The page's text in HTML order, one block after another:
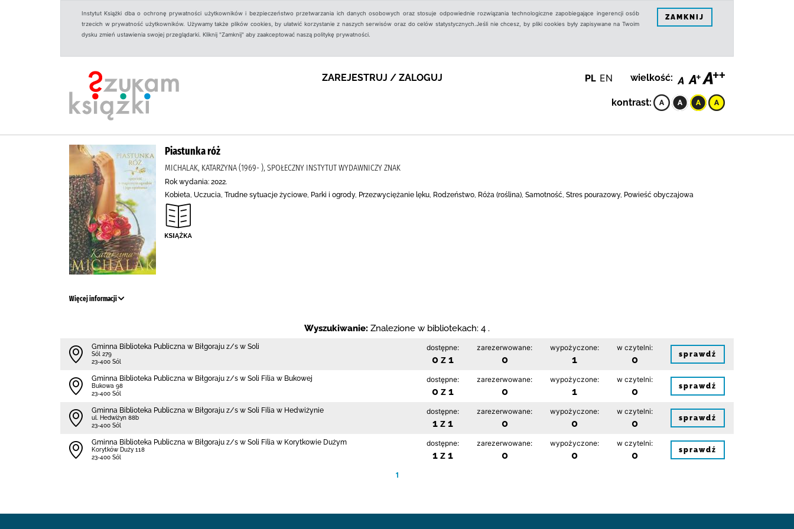
Instytut Książki dba o ochronę prywatności użytkowników i bezpieczeństwo przetwarzania ich danych osobowych oraz stosuje odpowiednie rozwiązania technologiczne zapobiegające ingerencji osób
trzecich w prywatność użytkowników. Używamy także plików cookies, by ułatwić korzystanie z naszych serwisów oraz do celów statystycznych.Jeśli nie chcesz, by pliki cookies były zapisywane na Twoim
dysku zmień ustawienia swojej przeglądarki. Kliknij "Zamknij" aby zaakceptować naszą politykę prywatności.
ZAMKNIJ
ZAREJESTRUJ / ZALOGUJ PL EN wielkość:
kontrast:
Piastunka róż
MICHALAK, KATARZYNA (1969- ), SPOŁECZNY INSTYTUT WYDAWNICZY ZNAK
Rok wydania: 2022.
Kobieta, Uczucia, Trudne sytuacje życiowe, Parki i ogrody, Przezwyciężanie lęku, Rodzeństwo, Róża (roślina), Samotność, Stres pourazowy, Powieść obyczajowa
Więcej informacji
Wyszukiwanie: Znalezione w bibliotekach: 4 .
Gminna Biblioteka Publiczna w Biłgoraju z/s w Soli
Sól 279
23-400 Sól
dostępne:
0 z 1
zarezerwowane:
0
wypożyczone:
1
w czytelni:
0 sprawdź
Gminna Biblioteka Publiczna w Biłgoraju z/s w Soli Filia w Bukowej
Bukowa 98
23-400 Sól
dostępne:
0 z 1
zarezerwowane:
0
wypożyczone:
1
w czytelni:
0 sprawdź
Gminna Biblioteka Publiczna w Biłgoraju z/s w Soli Filia w Hedwiżynie
ul. Hedwiżyn 88b
23-400 Sól
dostępne:
1 z 1
zarezerwowane:
0
wypożyczone:
0
w czytelni:
0 sprawdź
Gminna Biblioteka Publiczna w Biłgoraju z/s w Soli Filia w Korytkowie Dużym
Korytków Duży 118
23-400 Sól
dostępne:
1 z 1
zarezerwowane:
0
wypożyczone:
0
w czytelni:
0 sprawdź
1